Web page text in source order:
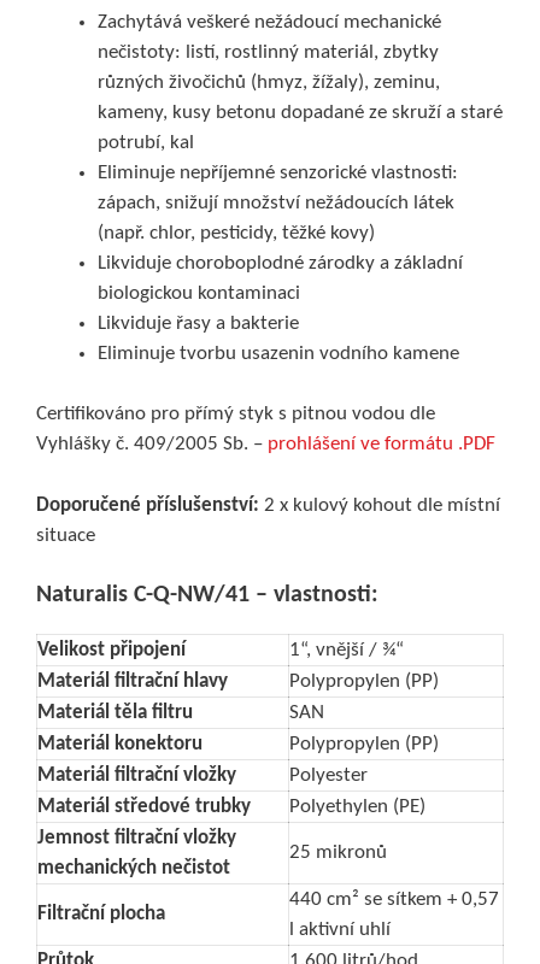
Zachytává veškeré nežádoucí mechanické
nečistoty: listí, rostlinný materiál, zbytky
různých živočichů (hmyz, žížaly), zeminu,
kameny, kusy betonu dopadané ze skruží a staré
potrubí, kal
Eliminuje nepříjemné senzorické vlastnosti:
zápach, snižují množství nežádoucích látek
(např. chlor, pesticidy, těžké kovy)
Likviduje choroboplodné zárodky a základní
biologickou kontaminaci
Likviduje řasy a bakterie
Eliminuje tvorbu usazenin vodního kamene
Certifikováno pro přímý styk s pitnou vodou dle
Vyhlášky č. 409/2005 Sb. – prohlášení ve formátu .PDF
Doporučené příslušenství: 2 x kulový kohout dle místní
situace
Naturalis C-Q-NW/41 – vlastnosti:
Velikost připojení
1“, vnější / ¾“
Materiál filtrační hlavy
Polypropylen (PP)
Materiál těla filtru
SAN
Materiál konektoru
Polypropylen (PP)
Materiál filtrační vložky
Polyester
Materiál středové trubky
Polyethylen (PE)
Jemnost filtrační vložky
mechanických nečistot
25 mikronů
Filtrační plocha
440 cm² se sítkem + 0,57
l aktivní uhlí